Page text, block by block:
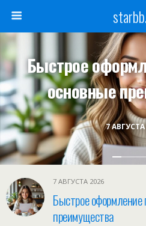
7 АВГУСТА
Быстрое
основные
7 АВГУСТА 2026
Быстрое оформление
преимущества